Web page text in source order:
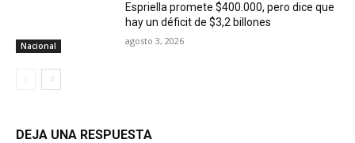
Nacional
Espriella promete $400.000, pero dice que
hay un déficit de $3,2 billones
agosto 3, 2026
DEJA UNA RESPUESTA